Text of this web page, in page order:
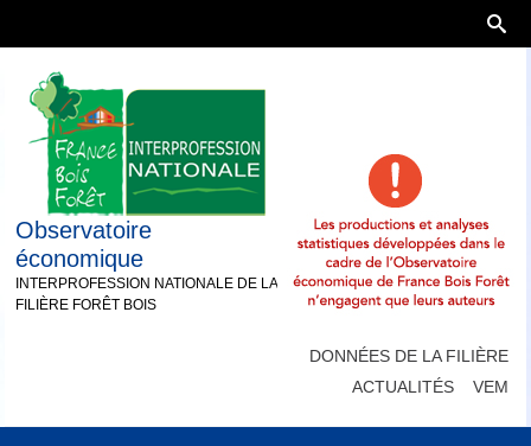
Observatoire
économique
INTERPROFESSION NATIONALE DE LA
FILIÈRE FORÊT BOIS
DONNÉES DE LA FILIÈRE
ACTUALITÉS
VEM